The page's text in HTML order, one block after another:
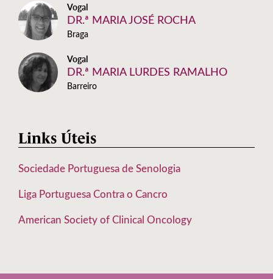
Vogal
DR.ª MARIA JOSÉ ROCHA
Braga
Vogal
DR.ª MARIA LURDES RAMALHO
Barreiro
Links Úteis
Sociedade Portuguesa de Senologia
Liga Portuguesa Contra o Cancro
American Society of Clinical Oncology